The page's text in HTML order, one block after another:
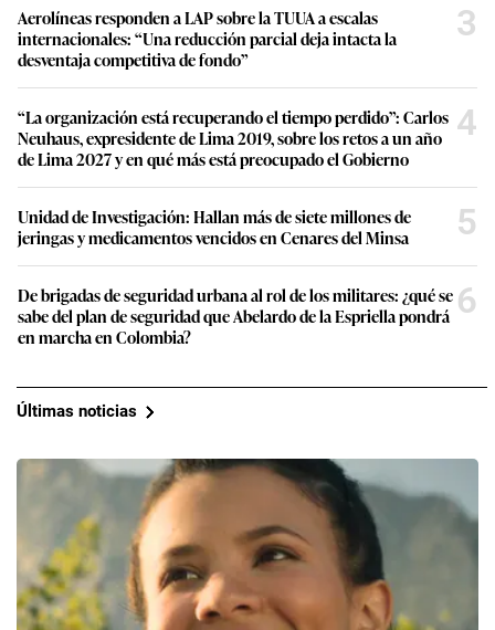
Aerolíneas responden a LAP sobre la TUUA a escalas
internacionales: “Una reducción parcial deja intacta la
desventaja competitiva de fondo”
3
“La organización está recuperando el tiempo perdido”: Carlos
Neuhaus, expresidente de Lima 2019, sobre los retos a un año
de Lima 2027 y en qué más está preocupado el Gobierno
4
Unidad de Investigación: Hallan más de siete millones de
jeringas y medicamentos vencidos en Cenares del Minsa
5
De brigadas de seguridad urbana al rol de los militares: ¿qué se
sabe del plan de seguridad que Abelardo de la Espriella pondrá
en marcha en Colombia?
6
Últimas noticias